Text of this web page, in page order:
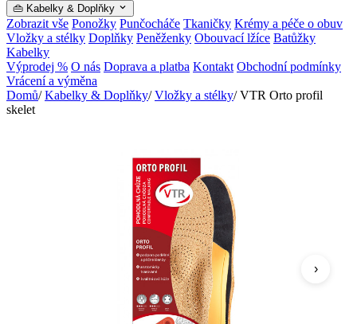
👜 Kabelky & Doplňky
Zobrazit vše Ponožky Punčocháče Tkaničky Krémy a péče o obuv
Vložky a stélky Doplňky Peněženky Obouvací lžíce Batůžky
Kabelky
Výprodej % O nás Doprava a platba Kontakt Obchodní podmínky
Vrácení a výměna
Domů/ Kabelky & Doplňky/ Vložky a stélky/ VTR Orto profil
skelet
›